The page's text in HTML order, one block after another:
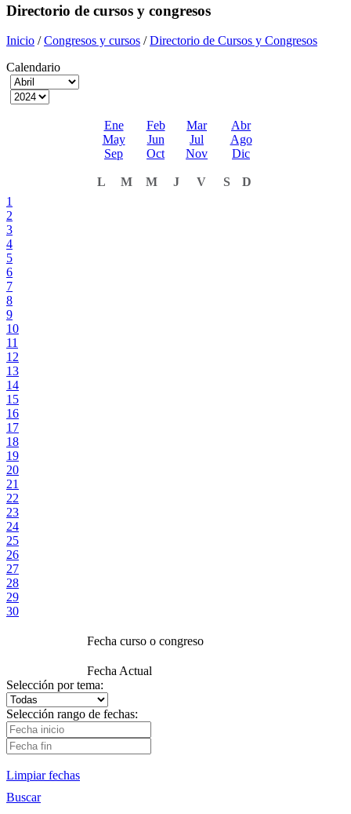
Directorio de cursos y congresos
Inicio /Congresos y cursos /Directorio de Cursos y Congresos
Calendario
Ene Feb Mar
Abr
May
Jun Jul
Ago
Sep
Oct Nov Dic
L M M J V S
D
1
2
3
4
5
6
7
8
9
10
11
12
13
14
15
16
17
18
19
20
21
22
23
24
25
26
27
28
29
30
Fecha curso o congreso
Fecha Actual
Selección por tema:
Selección rango de fechas:
Limpiar fechas
Buscar